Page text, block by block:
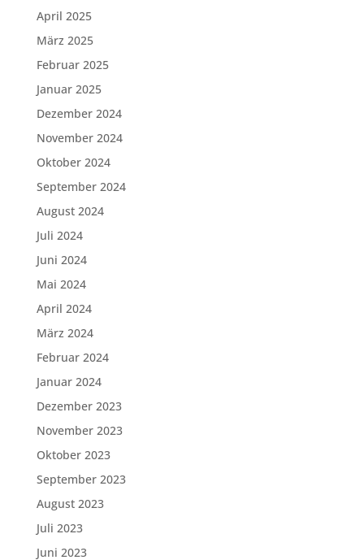
April 2025
März 2025
Februar 2025
Januar 2025
Dezember 2024
November 2024
Oktober 2024
September 2024
August 2024
Juli 2024
Juni 2024
Mai 2024
April 2024
März 2024
Februar 2024
Januar 2024
Dezember 2023
November 2023
Oktober 2023
September 2023
August 2023
Juli 2023
Juni 2023